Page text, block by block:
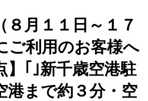
８月１１日～１７
ご利用のお客様へ
】｢｣新千歳空港駐
まで約３分・空